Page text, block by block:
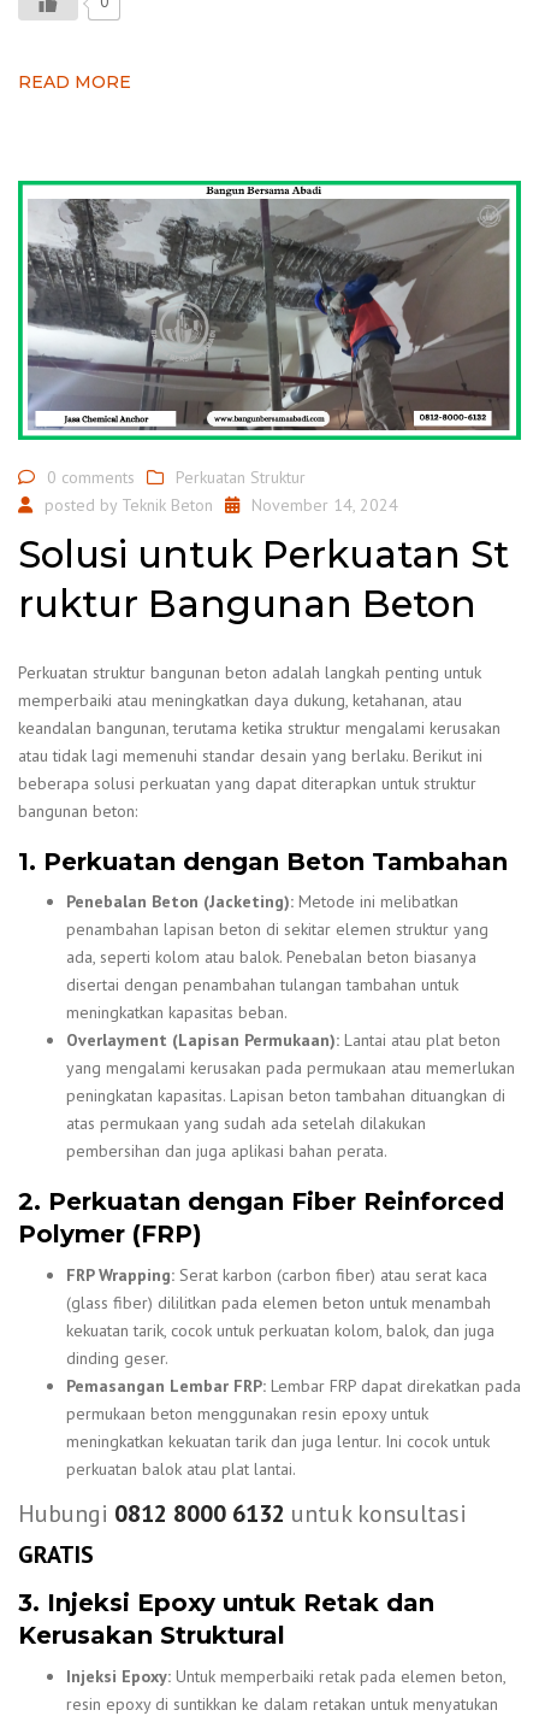
READ MORE
0 comments
Perkuatan Struktur
posted by Teknik Beton November 14, 2024
Solusi untuk Perkuatan St
ruktur Bangunan Beton
Perkuatan struktur bangunan beton adalah langkah penting untuk
memperbaiki atau meningkatkan daya dukung, ketahanan, atau
keandalan bangunan, terutama ketika struktur mengalami kerusakan
atau tidak lagi memenuhi standar desain yang berlaku. Berikut ini
beberapa solusi perkuatan yang dapat diterapkan untuk struktur
bangunan beton:
1. Perkuatan dengan Beton Tambahan
Penebalan Beton (Jacketing): Metode ini melibatkan
penambahan lapisan beton di sekitar elemen struktur yang
ada, seperti kolom atau balok. Penebalan beton biasanya
disertai dengan penambahan tulangan tambahan untuk
meningkatkan kapasitas beban.
Overlayment (Lapisan Permukaan): Lantai atau plat beton
yang mengalami kerusakan pada permukaan atau memerlukan
peningkatan kapasitas. Lapisan beton tambahan dituangkan di
atas permukaan yang sudah ada setelah dilakukan
pembersihan dan juga aplikasi bahan perata.
2. Perkuatan dengan Fiber Reinforced
Polymer (FRP)
FRP Wrapping: Serat karbon (carbon fiber) atau serat kaca
(glass fiber) dililitkan pada elemen beton untuk menambah
kekuatan tarik, cocok untuk perkuatan kolom, balok, dan juga
dinding geser.
Pemasangan Lembar FRP: Lembar FRP dapat direkatkan pada
permukaan beton menggunakan resin epoxy untuk
meningkatkan kekuatan tarik dan juga lentur. Ini cocok untuk
perkuatan balok atau plat lantai.
Hubungi 0812 8000 6132 untuk konsultasi
GRATIS
3. Injeksi Epoxy untuk Retak dan
Kerusakan Struktural
Injeksi Epoxy: Untuk memperbaiki retak pada elemen beton,
resin epoxy di suntikkan ke dalam retakan untuk menyatukan